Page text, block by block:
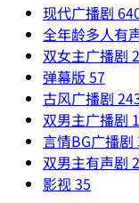
现代广播剧
全年龄多人有
双女主广播剧
弹幕版 57
古风广播剧
双男主广播剧
言情BG广播剧
双男主有声剧
影视35